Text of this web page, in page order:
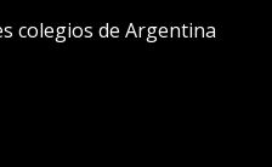
colegios de Argentina